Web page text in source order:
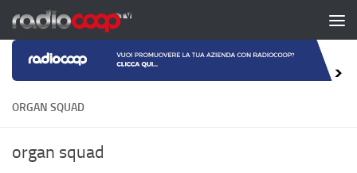
Salta al contenuto
ORGAN SQUAD
organ squad